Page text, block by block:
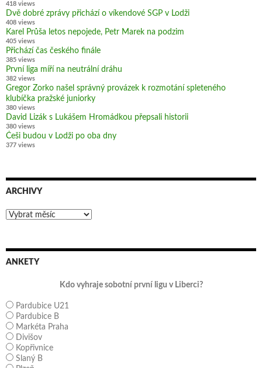
418 views
Dvě dobré zprávy přichází o víkendové SGP v Lodži
408 views
Karel Průša letos nepojede, Petr Marek na podzim
405 views
Přichází čas českého finále
385 views
První liga míří na neutrální dráhu
382 views
Gregor Zorko našel správný provázek k rozmotání spleteného
klubíčka pražské juniorky
380 views
David Lizák s Lukášem Hromádkou přepsali historii
380 views
Češi budou v Lodži po oba dny
377 views
ARCHIVY
Archivy
ANKETY
Kdo vyhraje sobotní první ligu v Liberci?
Pardubice U21
Pardubice B
Markéta Praha
Divišov
Kopřivnice
Slaný B